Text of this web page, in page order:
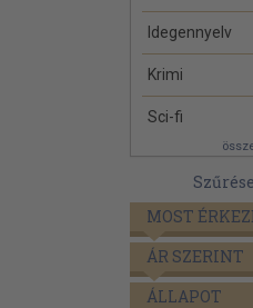
Idegennyelv
Krimi
Sci-fi
MOST
ÁR SZERINT
ÁLLAPOT